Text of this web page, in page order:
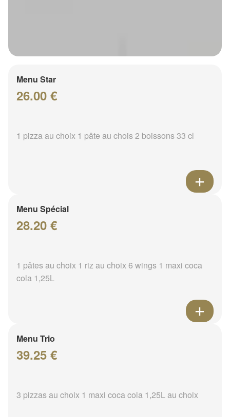
Menu Star
26.00 €
1 pizza au choix 1 pâte au chois 2 boissons 33 cl
Menu Spécial
28.20 €
1 pâtes au choix 1 riz au choix 6 wings 1 maxi coca
cola 1,25L
Menu Trio
39.25 €
3 pizzas au choix 1 maxi coca cola 1,25L au choix